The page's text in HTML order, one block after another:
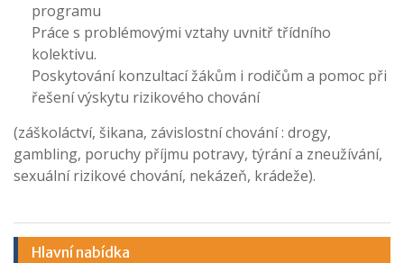
programu
Práce s problémovými vztahy uvnitř třídního
kolektivu.
Poskytování konzultací žákům i rodičům a pomoc při
řešení výskytu rizikového chování
(záškoláctví, šikana, závislostní chování : drogy,
gambling, poruchy příjmu potravy, týrání a zneužívání,
sexuální rizikové chování, nekázeň, krádeže).
Hlavní nabídka